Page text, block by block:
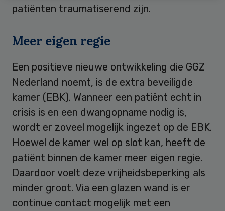
patiënten traumatiserend zijn.
Meer eigen regie
Een positieve nieuwe ontwikkeling die GGZ
Nederland noemt, is de extra beveiligde
kamer (EBK). Wanneer een patiënt echt in
crisis is en een dwangopname nodig is,
wordt er zoveel mogelijk ingezet op de EBK.
Hoewel de kamer wel op slot kan, heeft de
patiënt binnen de kamer meer eigen regie.
Daardoor voelt deze vrijheidsbeperking als
minder groot. Via een glazen wand is er
continue contact mogelijk met een